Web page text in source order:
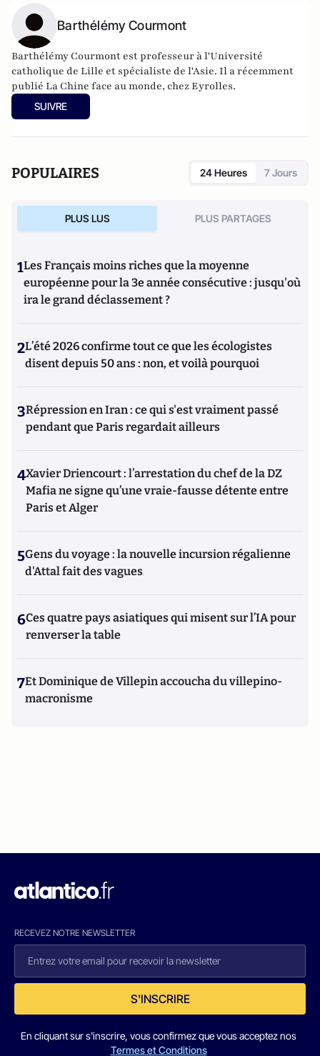
Barthélémy Courmont
Barthélémy Courmont est professeur à l'Université
catholique de Lille et spécialiste de l'Asie. Il a récemment
publié La Chine face au monde, chez Eyrolles.
SUIVRE
POPULAIRES 24 Heures 7 Jours
PLUS LUS PLUS PARTAGES
1Les Français moins riches que la moyenne
européenne pour la 3e année consécutive : jusqu'où
ira le grand déclassement ?
2L’été 2026 confirme tout ce que les écologistes
disent depuis 50 ans : non, et voilà pourquoi
3Répression en Iran : ce qui s'est vraiment passé
pendant que Paris regardait ailleurs
4Xavier Driencourt : l’arrestation du chef de la DZ
Mafia ne signe qu’une vraie-fausse détente entre
Paris et Alger
5Gens du voyage : la nouvelle incursion régalienne
d'Attal fait des vagues
6Ces quatre pays asiatiques qui misent sur l’IA pour
renverser la table
7Et Dominique de Villepin accoucha du villepino-
macronisme
RECEVEZ NOTRE NEWSLETTER
S'INSCRIRE
En cliquant sur s'inscrire, vous confirmez que vous acceptez nos
Termes et Conditions